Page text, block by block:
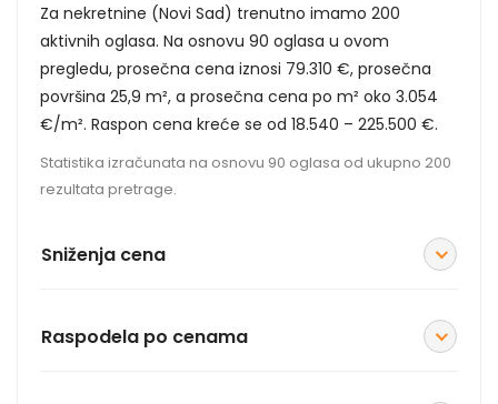
Za nekretnine (Novi Sad) trenutno imamo 200
aktivnih oglasa. Na osnovu 90 oglasa u ovom
pregledu, prosečna cena iznosi 79.310 €, prosečna
površina 25,9 m², a prosečna cena po m² oko 3.054
€/m². Raspon cena kreće se od 18.540 – 225.500 €.
Statistika izračunata na osnovu 90 oglasa od ukupno 200
rezultata pretrage.
Sniženja cena
Raspodela po cenama